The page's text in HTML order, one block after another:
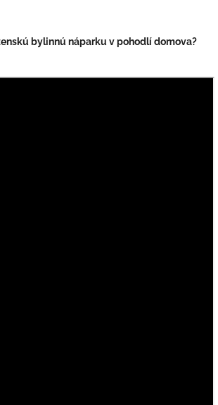
bylinnú náparku v pohodlí domova?